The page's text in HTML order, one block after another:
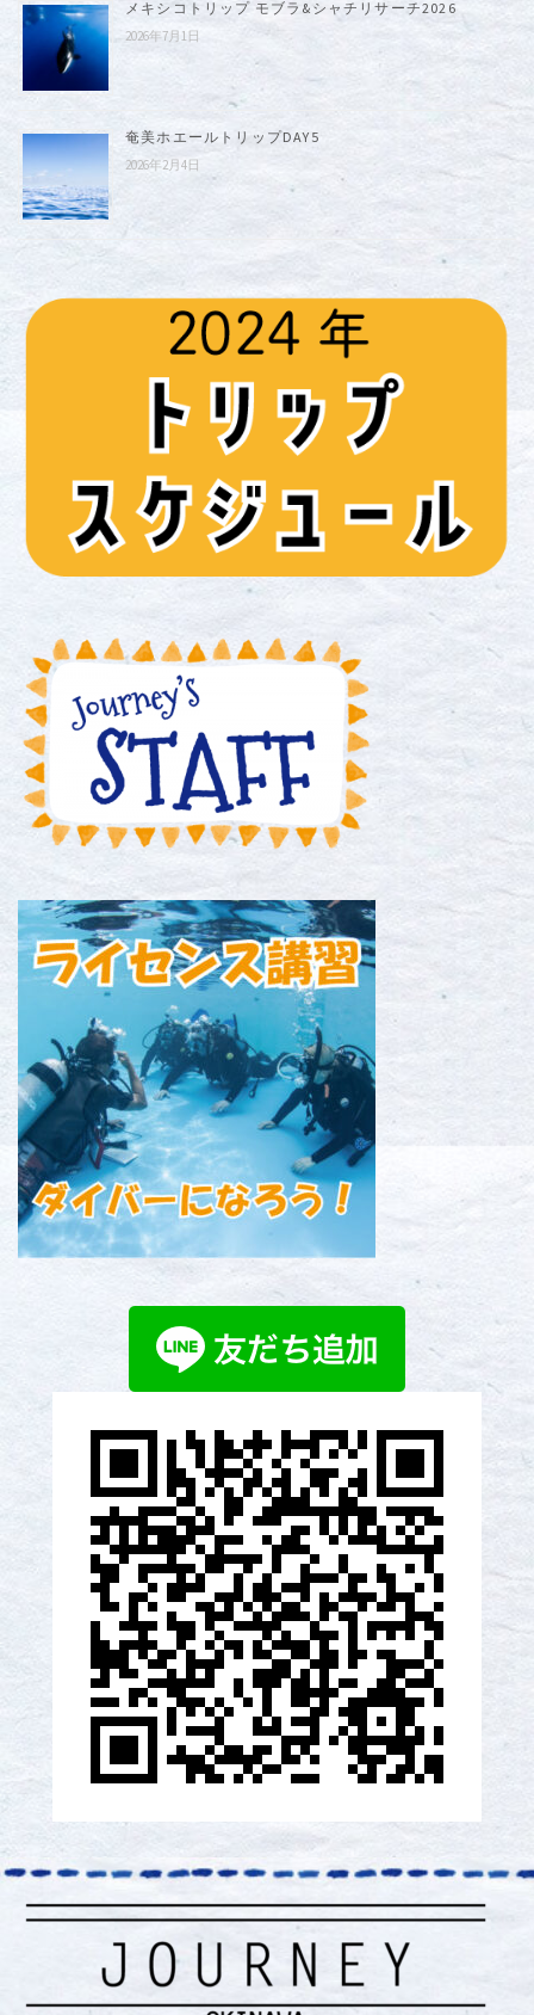
メキシコトリップ モブラ&シャチリサーチ2026
2026年7月1日
奄美ホエールトリップDAY5
2026年2月4日